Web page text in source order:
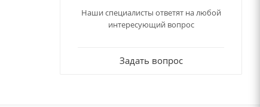
Наши специалисты ответят на любой
интересующий вопрос
Задать вопрос